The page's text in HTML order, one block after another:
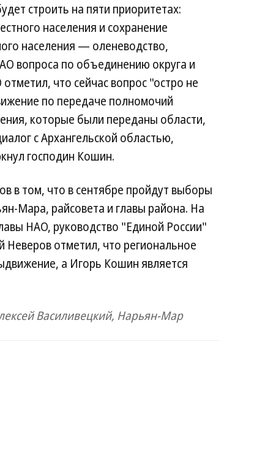
строить на пяти приоритетах:
населения и сохранение
населения — оленеводство,
вопроса по объединению округа и
что сейчас вопрос "остро не
по передаче полномочий
которые были переданы области,
с Архангельской областью,
господин Кошин.
в том, что в сентябре пройдут выборы
Мара, райсовета и главы района. На
НАО, руководство "Единой России"
отметил, что региональное
а Игорь Кошин является
Василивецкий, Нарьян-Мар